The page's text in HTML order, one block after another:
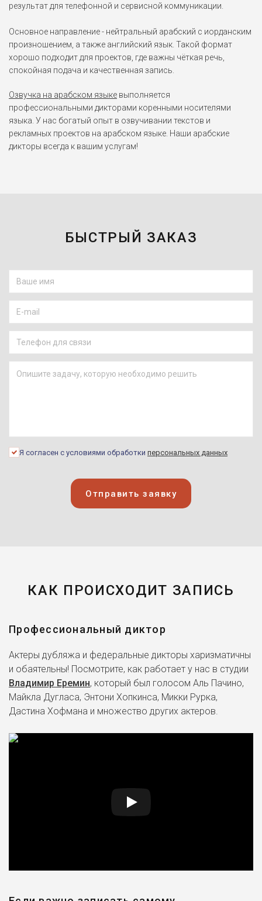
результат для телефонной и сервисной коммуникации.
Основное направление - нейтральный арабский с иорданским
произношением, а также английский язык. Такой формат
хорошо подходит для проектов, где важны чёткая речь,
спокойная подача и качественная запись.
Озвучка на арабском языке выполняется
профессиональными дикторами коренными носителями
языка. У нас богатый опыт в озвучивании текстов и
рекламных проектов на арабском языке. Наши арабские
дикторы всегда к вашим услугам!
БЫСТРЫЙ ЗАКАЗ
Я согласен с условиями обработки персональных данных
Отправить заявку
КАК ПРОИСХОДИТ ЗАПИСЬ
Профессиональный диктор
Актеры дубляжа и федеральные дикторы харизматичны
и обаятельны! Посмотрите, как работает у нас в студии
Владимир Еремин, который был голосом Аль Пачино,
Майкла Дугласа, Энтони Хопкинса, Микки Рурка,
Дастина Хофмана и множество других актеров.